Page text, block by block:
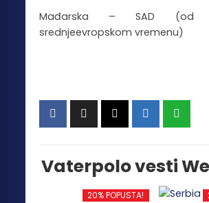
Mađarska – SAD (od
srednjeevropskom vremenu)
Vaterpolo vesti
20% POPUSTA!